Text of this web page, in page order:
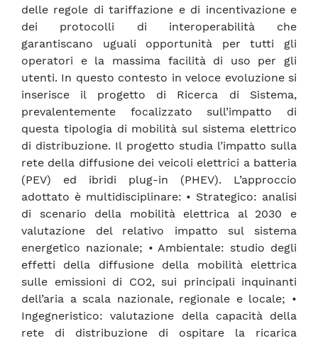
delle regole di tariffazione e di incentivazione e
dei protocolli di interoperabilità che
garantiscano uguali opportunità per tutti gli
operatori e la massima facilità di uso per gli
utenti. In questo contesto in veloce evoluzione si
inserisce il progetto di Ricerca di Sistema,
prevalentemente focalizzato sull’impatto di
questa tipologia di mobilità sul sistema elettrico
di distribuzione. Il progetto studia l’impatto sulla
rete della diffusione dei veicoli elettrici a batteria
(PEV) ed ibridi plug-in (PHEV). L’approccio
adottato è multidisciplinare: • Strategico: analisi
di scenario della mobilità elettrica al 2030 e
valutazione del relativo impatto sul sistema
energetico nazionale; • Ambientale: studio degli
effetti della diffusione della mobilità elettrica
sulle emissioni di CO2, sui principali inquinanti
dell’aria a scala nazionale, regionale e locale; •
Ingegneristico: valutazione della capacità della
rete di distribuzione di ospitare la ricarica